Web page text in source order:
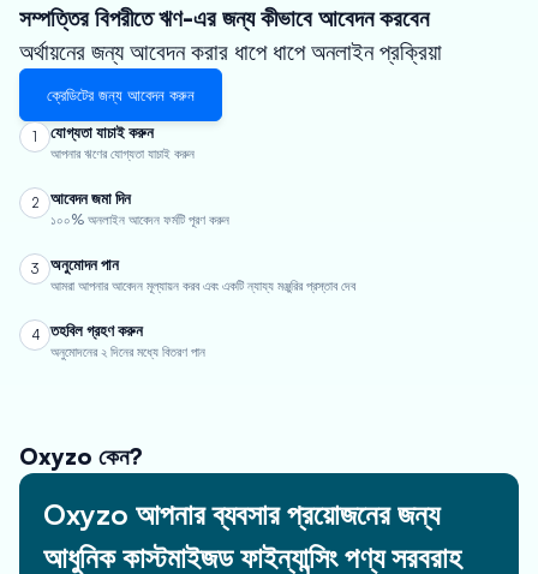
সম্পত্তির বিপরীতে ঋণ-এর জন্য কীভাবে আবেদন করবেন
অর্থায়নের জন্য আবেদন করার ধাপে ধাপে অনলাইন প্রক্রিয়া
ক্রেডিটের জন্য আবেদন করুন
1 যোগ্যতা যাচাই করুন
আপনার ঋণের যোগ্যতা যাচাই করুন
2 আবেদন জমা দিন
১০০% অনলাইন আবেদন ফর্মটি পূরণ করুন
3 অনুমোদন পান
আমরা আপনার আবেদন মূল্যায়ন করব এবং একটি ন্যায্য মঞ্জুরির প্রস্তাব দেব
4 তহবিল গ্রহণ করুন
অনুমোদনের ২ দিনের মধ্যে বিতরণ পান
Oxyzo কেন?
Oxyzo আপনার ব্যবসার প্রয়োজনের জন্য
আধুনিক কাস্টমাইজড ফাইন্যান্সিং পণ্য সরবরাহ